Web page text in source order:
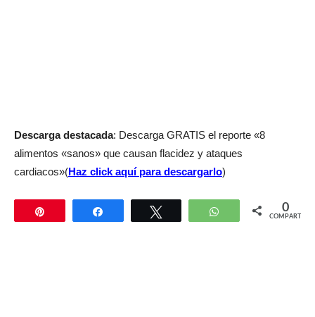
Descarga destacada: Descarga GRATIS el reporte «8
alimentos «sanos» que causan flacidez y ataques
cardiacos»(Haz click aquí para descargarlo)
Compartir WhatsApp 0
COMPARTIR